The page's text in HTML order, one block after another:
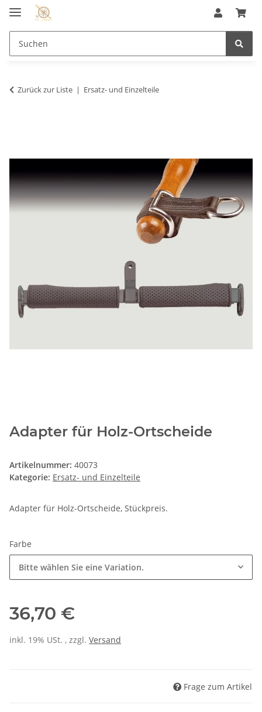
Zurück zur Liste Ersatz- und Einzelteile
Adapter für Holz-Ortscheide
Artikelnummer: 40073
Kategorie: Ersatz- und Einzelteile
Adapter für Holz-Ortscheide, Stückpreis.
Farbe
Bitte wählen Sie eine Variation.
36,70 €
inkl. 19% USt. , zzgl. Versand
Frage zum Artikel